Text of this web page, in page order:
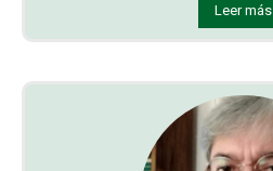
Leer más